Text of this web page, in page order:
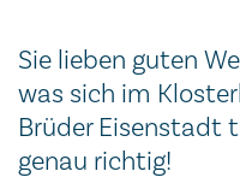
Sie lieben guten
was sich im
Brüder Eisenstadt
genau richtig!